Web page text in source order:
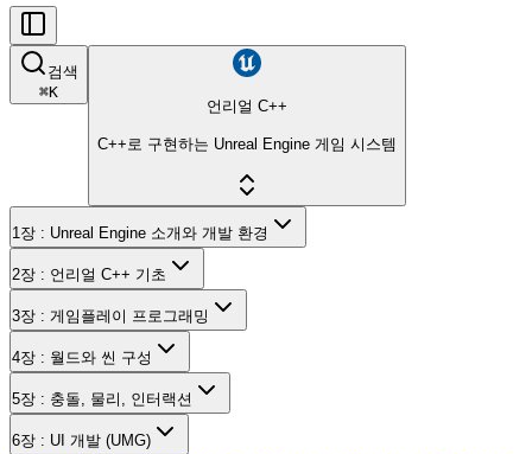
검색
⌘K
언리얼 C++
C++로 구현하는 Unreal Engine 게임 시스템
1장 : Unreal Engine 소개와 개발 환경
2장 : 언리얼 C++ 기초
3장 : 게임플레이 프로그래밍
4장 : 월드와 씬 구성
5장 : 충돌, 물리, 인터랙션
6장 : UI 개발 (UMG)